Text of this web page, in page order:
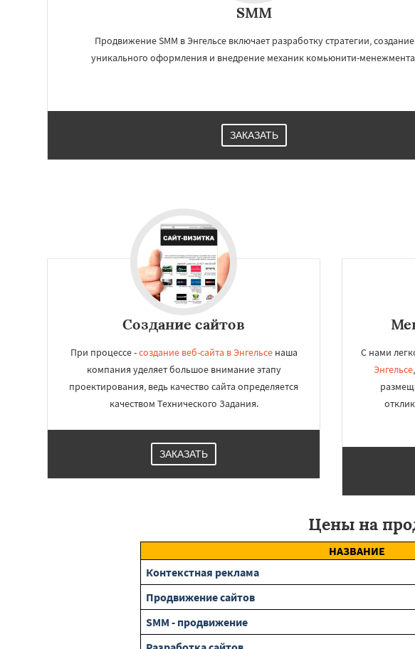
Работаем по
регионам
Великий Новгород Орск Старый
Ангарск Псков
Южно-Сахалинск
Абакан
SMM
Продвижение SMM в Энгельсе включает разработку стратегии, создание
уникального оформления и внедрение механик комьюнити-
ЗАКАЗАТЬ
Создание сайтов
При процессе -создание веб-сайта в Энгельсенаша
компания уделяет большое внимание этапу
проектирования, ведь качество сайта определяется
качеством Технического Задания.
ЗАКАЗАТЬ
С нами
Энгельсе
Цены на
НАЗВАНИЕ
Контекстная реклама
Продвижение сайтов
SMM - продвижение